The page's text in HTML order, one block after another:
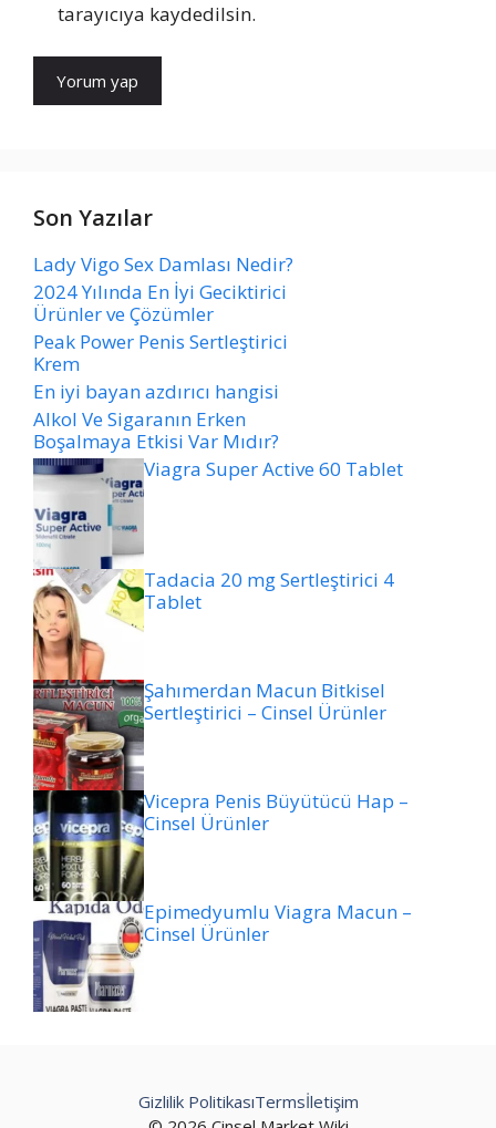
tarayıcıya kaydedilsin.
Son Yazılar
Lady Vigo Sex Damlası Nedir?
2024 Yılında En İyi Geciktirici
Ürünler ve Çözümler
Peak Power Penis Sertleştirici
Krem
En iyi bayan azdırıcı hangisi
Alkol Ve Sigaranın Erken
Boşalmaya Etkisi Var Mıdır?
Viagra Super Active 60 Tablet
Tadacia 20 mg Sertleştirici 4
Tablet
Şahımerdan Macun Bitkisel
Sertleştirici – Cinsel Ürünler
Vicepra Penis Büyütücü Hap –
Cinsel Ürünler
Epimedyumlu Viagra Macun –
Cinsel Ürünler
Gizlilik PolitikasıTermsİletişim